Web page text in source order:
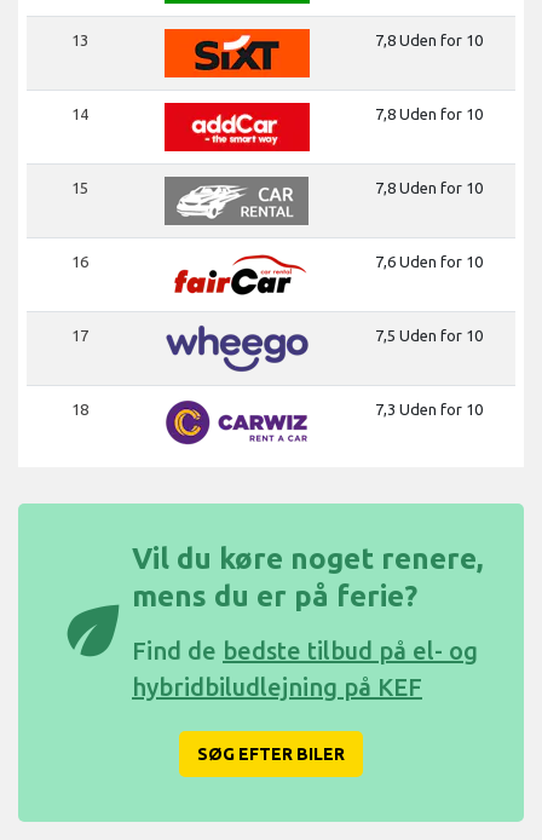
13 7,8 Uden for 10
14 7,8 Uden for 10
15 7,8 Uden for 10
16 7,6 Uden for 10
17 7,5 Uden for 10
18 7,3 Uden for 10
eco
Vil du køre noget renere,
mens du er på ferie?
Find de bedste tilbud på el- og
hybridbiludlejning på KEF
SØG EFTER BILER